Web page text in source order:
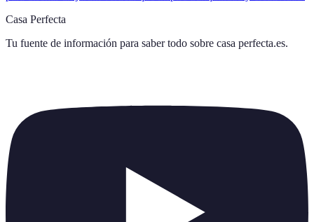
Casa Perfecta
Tu fuente de información para saber todo sobre casa perfecta.es.